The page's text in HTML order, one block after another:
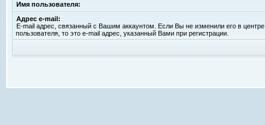
Имя пользователя:
Адрес e-mail:
E-mail адрес, связанный с Вашим аккаунтом. Если Вы не изменили его в центре
пользователя, то это e-mail адрес, указанный Вами при регистрации.